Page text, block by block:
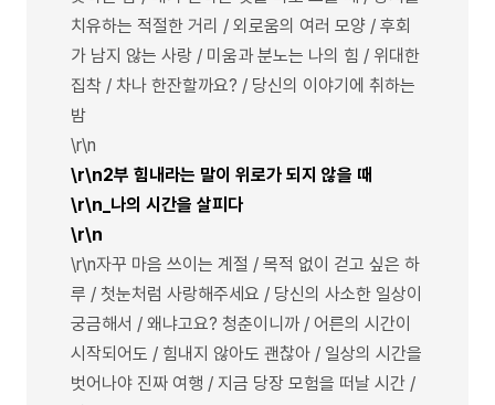
치유하는 적절한 거리 / 외로움의 여러 모양 / 후회
가 남지 않는 사랑 / 미움과 분노는 나의 힘 / 위대한
집착 / 차나 한잔할까요? / 당신의 이야기에 취하는
밤
\r\n
\r\n2부 힘내라는 말이 위로가 되지 않을 때
\r\n_나의 시간을 살피다
\r\n
\r\n자꾸 마음 쓰이는 계절 / 목적 없이 걷고 싶은 하
루 / 첫눈처럼 사랑해주세요 / 당신의 사소한 일상이
궁금해서 / 왜냐고요? 청춘이니까 / 어른의 시간이
시작되어도 / 힘내지 않아도 괜찮아 / 일상의 시간을
벗어나야 진짜 여행 / 지금 당장 모험을 떠날 시간 /